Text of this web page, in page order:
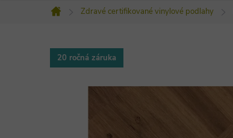
Domov
Zdravé certifikované vinylové podlahy
20 ročná záruka